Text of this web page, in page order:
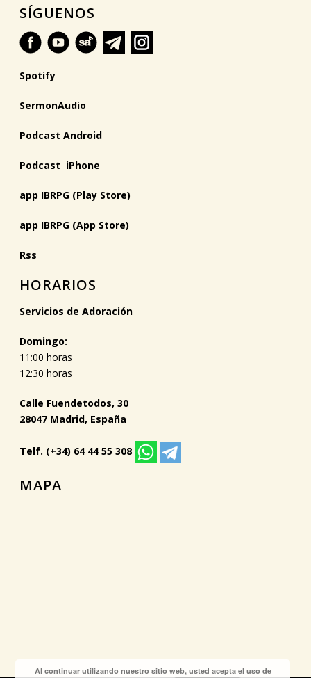
SÍGUENOS
Spotify
SermonAudio
Podcast Android
Podcast iPhone
app IBRPG (Play Store)
app IBRPG (App Store)
Rss
HORARIOS
Servicios de Adoración
Domingo:
11:00 horas
12:30 horas
Calle Fuendetodos, 30
28047 Madrid, España
Telf. (+34) 64 44 55 308
MAPA
Al continuar utilizando nuestro sitio web, usted acepta el uso de